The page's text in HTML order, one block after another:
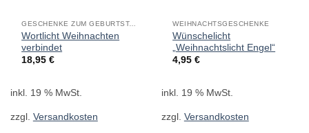
GESCHENKE ZUM GEBURTSTAG
Wortlicht Weihnachten
verbindet
18,95€
inkl. 19 % MwSt.
zzgl. Versandkosten
WEIHNACHTSGESCHENKE
Wünschelicht
„Weihnachtslicht Engel“
4,95€
inkl. 19 % MwSt.
zzgl. Versandkosten